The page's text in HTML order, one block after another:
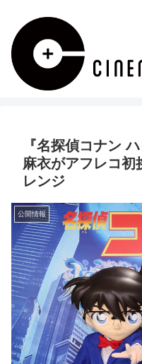
『名探偵コナン
麻衣がアフレコ初
レンジ
公開情報